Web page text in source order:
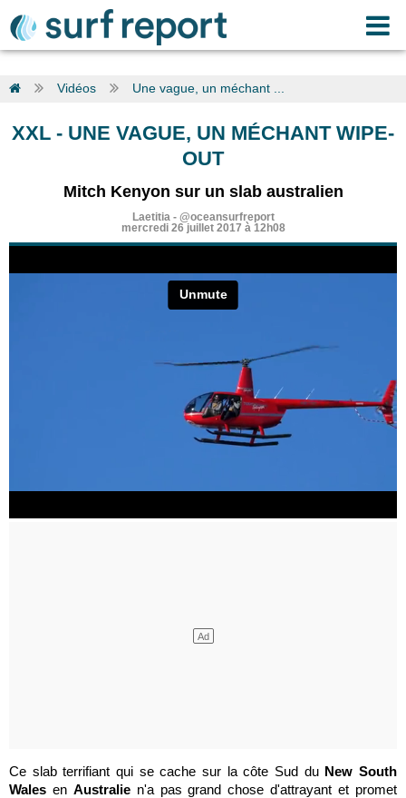
Vidéos Une vague, un méchant ...
XXL - UNE VAGUE, UN MÉCHANT WIPE-
OUT
Mitch Kenyon sur un slab australien
Laetitia- @oceansurfreport
mercredi 26 juillet 2017 à 12h08
Ce slab terrifiant qui se cache sur la côte Sud du New South
Wales en Australien'a pas grand chose d'attrayant et promet